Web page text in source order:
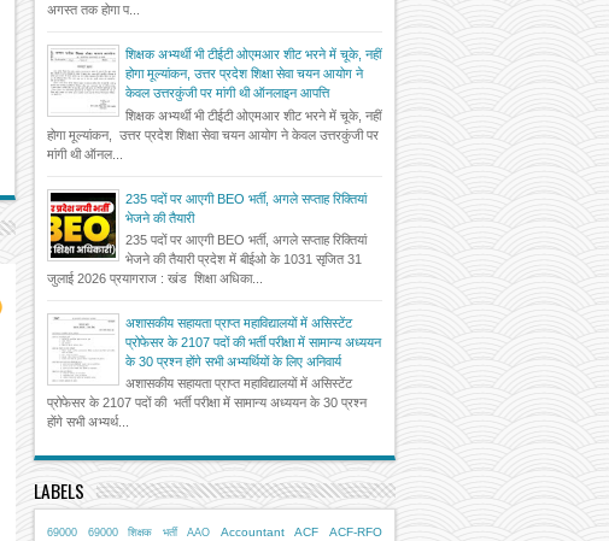
अगस्त तक होगा प...
शिक्षक अभ्यर्थी भी टीईटी ओएमआर शीट भरने में चूके, नहीं
होगा मूल्यांकन, उत्तर प्रदेश शिक्षा सेवा चयन आयोग ने
केवल उत्तरकुंजी पर मांगी थी ऑनलाइन आपत्ति
शिक्षक अभ्यर्थी भी टीईटी ओएमआर शीट भरने में चूके, नहीं
होगा मूल्यांकन, उत्तर प्रदेश शिक्षा सेवा चयन आयोग ने केवल उत्तरकुंजी पर
मांगी थी ऑनल...
235 पदों पर आएगी BEO भर्ती, अगले सप्ताह रिक्तियां
भेजने की तैयारी
235 पदों पर आएगी BEO भर्ती, अगले सप्ताह रिक्तियां
भेजने की तैयारी प्रदेश में बीईओ के 1031 सृजित 31
जुलाई 2026 प्रयागराज : खंड शिक्षा अधिका...
अशासकीय सहायता प्राप्त महाविद्यालयों में असिस्टेंट
प्रोफेसर के 2107 पदों की भर्ती परीक्षा में सामान्य अध्ययन
के 30 प्रश्न होंगे सभी अभ्यर्थियों के लिए अनिवार्य
अशासकीय सहायता प्राप्त महाविद्यालयों में असिस्टेंट
प्रोफेसर के 2107 पदों की भर्ती परीक्षा में सामान्य अध्ययन के 30 प्रश्न
होंगे सभी अभ्यर्थ...
LABELS
69000 69000 शिक्षक भर्ती AAO Accountant ACF
ACF-RFO